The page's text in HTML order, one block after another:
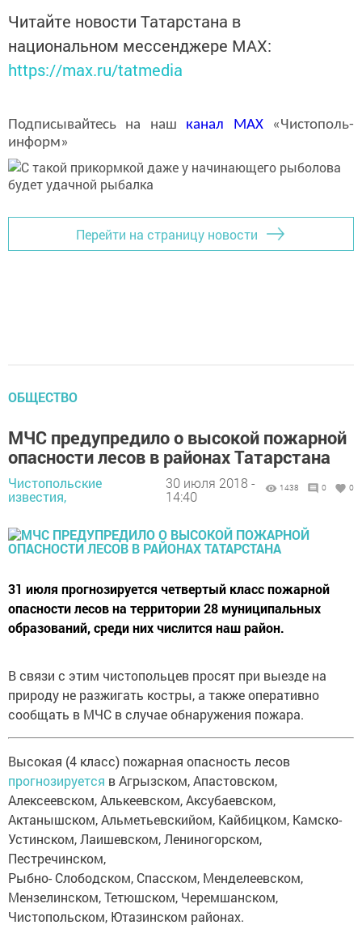
Читайте новости Татарстана в
национальном мессенджере MАХ:
https://max.ru/tatmedia
Подписывайтесь на наш канал MAX«Чистополь-
информ»
Перейти на страницу новости
ОБЩЕСТВО
МЧС предупредило о высокой пожарной
опасности лесов в районах Татарстана
Чистопольские
известия,
30 июля 2018 -
14:40
1438 0 0
31 июля прогнозируется четвертый класс пожарной
опасности лесов на территории 28 муниципальных
образований, среди них числится наш район.
В связи с этим чистопольцев просят при выезде на
природу не разжигать костры, а также оперативно
сообщать в МЧС в случае обнаружения пожара.
Высокая (4 класс) пожарная опасность лесов
прогнозируется в Агрызском, Апастовском,
Алексеевском, Алькеевском, Аксубаевском,
Актанышском, Альметьевскийом, Кайбицком, Камско-
Устинском, Лаишевском, Лениногорском,
Пестречинском,
Рыбно- Слободском, Спасском, Менделеевском,
Мензелинском, Тетюшском, Черемшанском,
Чистопольском, Ютазинском районах.